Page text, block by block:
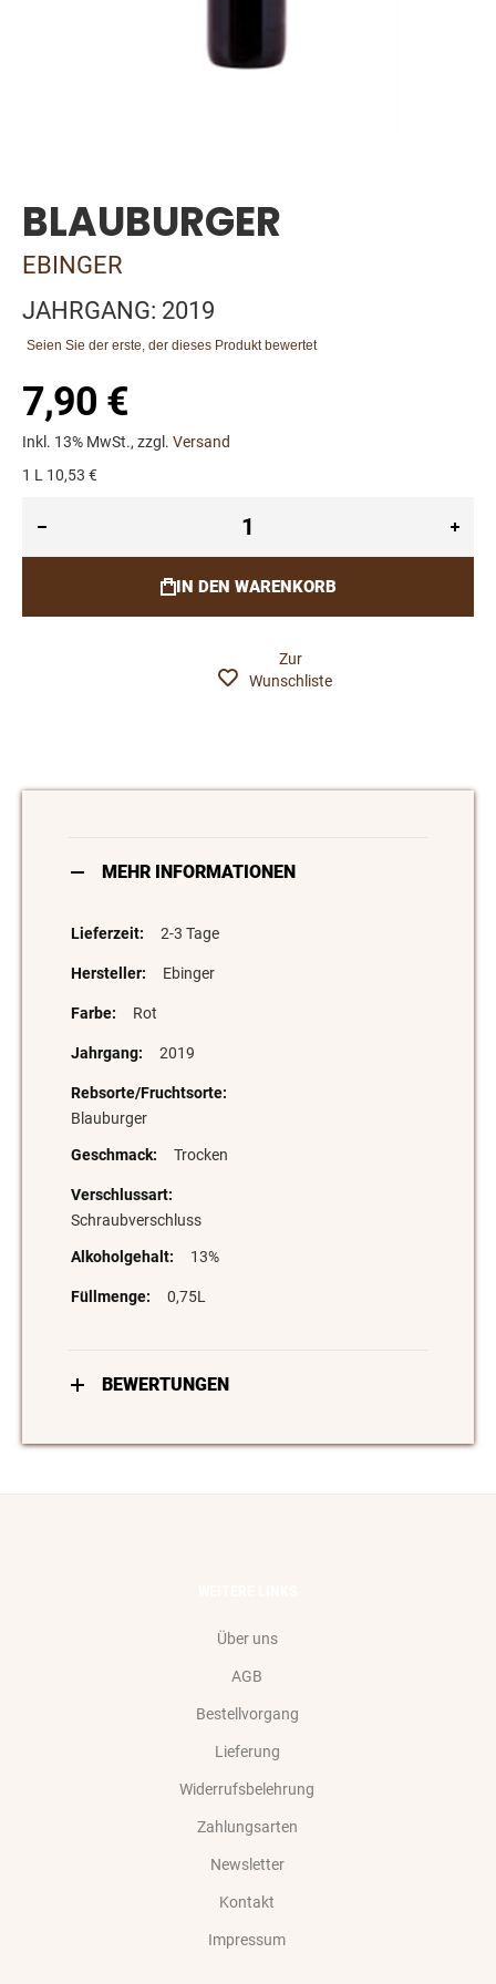
beginning
of
the
images
gallery
BLAUBURGER
EBINGER
JAHRGANG: 2019
Seien Sie der erste, der dieses Produkt bewertet
7,90 €
Inkl. 13% MwSt., zzgl. Versand
1 L 10,53 €
IN DEN WARENKORB
Zur
Wunschliste
MEHR INFORMATIONEN
2-3 Tage
Ebinger
Rot
2019
Blauburger
Trocken
Schraubverschluss
13%
0,75L
BEWERTUNGEN
Über uns
AGB
Bestellvorgang
Lieferung
Widerrufsbelehrung
Zahlungsarten
Newsletter
Kontakt
Impressum